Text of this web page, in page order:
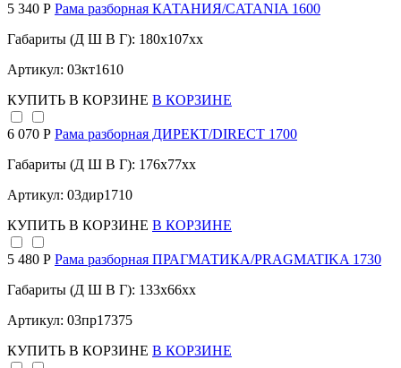
5 340 Р Рама разборная КАТАНИЯ/CATANIA 1600
Габариты (Д Ш В Г): 180x107xx
Артикул: 03кт1610
КУПИТЬ В КОРЗИНЕ В КОРЗИНЕ
6 070 Р Рама разборная ДИРЕКТ/DIRECT 1700
Габариты (Д Ш В Г): 176x77xx
Артикул: 03дир1710
КУПИТЬ В КОРЗИНЕ В КОРЗИНЕ
5 480 Р Рама разборная ПРАГМАТИКА/PRAGMATIKA 1730
Габариты (Д Ш В Г): 133x66xx
Артикул: 03пр17375
КУПИТЬ В КОРЗИНЕ В КОРЗИНЕ